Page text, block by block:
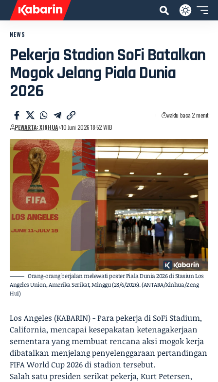
NEWS
Pekerja Stadion SoFi Batalkan
Mogok Jelang Piala Dunia
2026
PEWARTA: XINHUA 10 Juni 2026 18:52 WIB
waktu baca 2 menit
Orang-orang berjalan melewati poster Piala Dunia 2026 di Stasiun Los
Angeles Union, Amerika Serikat, Minggu (28/6/2026). (ANTARA/Xinhua/Zeng
Hui)
Los Angeles (KABARIN) - Para pekerja di SoFi Stadium,
California, mencapai kesepakatan ketenagakerjaan
sementara yang membuat rencana aksi mogok kerja
dibatalkan menjelang penyelenggaraan pertandingan
FIFA World Cup 2026 di stadion tersebut.
Salah satu presiden serikat pekerja, Kurt Petersen,